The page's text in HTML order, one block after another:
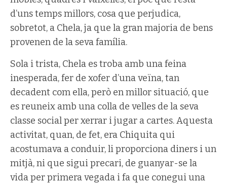
d’uns temps millors, cosa que perjudica,
sobretot, a Chela, ja que la gran majoria de bens
provenen de la seva família.
Sola i trista, Chela es troba amb una feina
inesperada, fer de xofer d’una veïna, tan
decadent com ella, però en millor situació, que
es reuneix amb una colla de velles de la seva
classe social per xerrar i jugar a cartes. Aquesta
activitat, quan, de fet, era Chiquita qui
acostumava a conduir, li proporciona diners i un
mitjà, ni que sigui precari, de guanyar-se la
vida per primera vegada i fa que conegui una